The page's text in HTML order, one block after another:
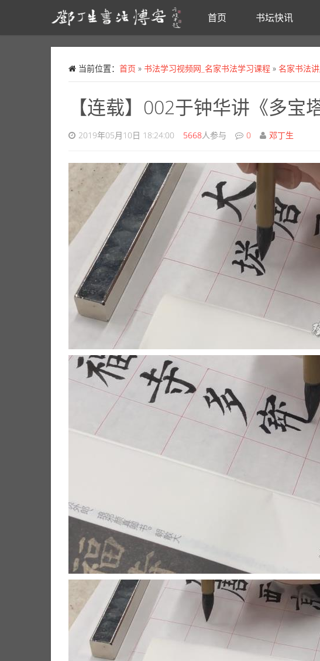
首页 书坛快讯
当前位置： 首页 » 书法学习视频网_名家书法学习课程 » 名家书法
【连载】002于钟华讲《多宝
2019年05月10日 18:24:00 5668人参与 0 邓丁生